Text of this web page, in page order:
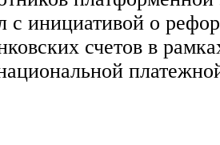
с инициативой о
счетов в